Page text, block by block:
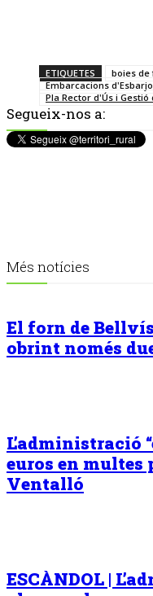
ETIQUETES boies
Embarcacions d'Esbarjo
Pla Rector d'Ús i
Segueix-nos a:
Més notícies
El forn de
obrint només
L’administració
euros en multes
Ventalló
ESCÀNDOL |